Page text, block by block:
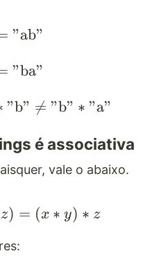
*
"ab"
"ba"
"b" 
= "b" ∗ "a"
é associativa
vale o abaixo.
y * z = x * (y * z)
z) = (x ∗ y) ∗ z